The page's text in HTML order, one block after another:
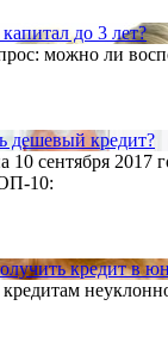
до 3 лет?
можно ли
дешевый кредит?
сентября 2017
10:
кредит в